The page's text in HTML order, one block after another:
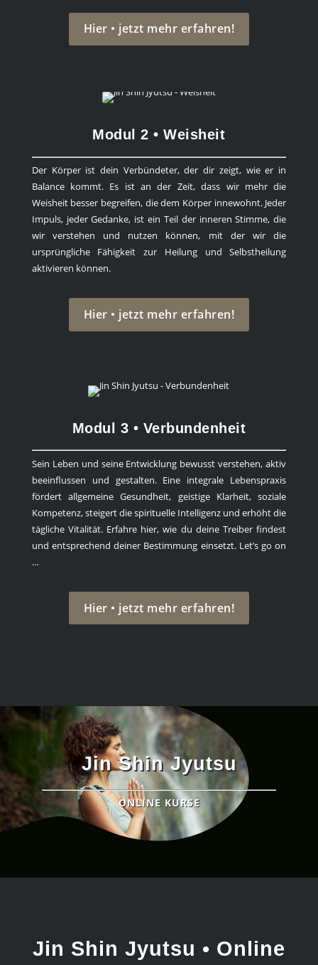
Hier • jetzt mehr erfahren!
Modul 2 • Weisheit
Der Körper ist dein Verbündeter, der dir zeigt, wie er in
Balance kommt. Es ist an der Zeit, dass wir mehr die
Weisheit besser begreifen, die dem Körper innewohnt. Jeder
Impuls, jeder Gedanke, ist ein Teil der inneren Stimme, die
wir verstehen und nutzen können, mit der wir die
ursprüngliche Fähigkeit zur Heilung und Selbstheilung
aktivieren können.
Hier • jetzt mehr erfahren!
Modul 3 • Verbundenheit
Sein Leben und seine Entwicklung bewusst verstehen, aktiv
beeinflussen und gestalten. Eine integrale Lebenspraxis
fördert allgemeine Gesundheit, geistige Klarheit, soziale
Kompetenz, steigert die spirituelle Intelligenz und erhöht die
tägliche Vitalität. Erfahre hier, wie du deine Treiber findest
und entsprechend deiner Bestimmung einsetzt. Let’s go on
…
Hier • jetzt mehr erfahren!
Jin Shin Jyutsu
ONLINE KURSE
Jin Shin Jyutsu • Online